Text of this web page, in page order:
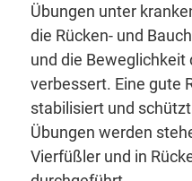
Übungen unter
die Rücken- und
und die Beweglichkeit
verbessert. Eine gute
stabilisiert und
Übungen werden
Vierfüßler und in